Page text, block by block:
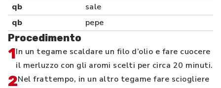
qb
sale
qb
pepe
Procedimento
1In un tegame scaldare un filo d’olio e fare cuocere
il merluzzo con gli aromi scelti per circa 20 minuti.
2Nel frattempo, in un altro tegame fare sciogliere